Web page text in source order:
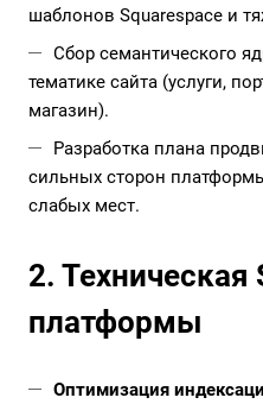
шаблонов Squarespace и
Сбор семантического
тематике сайта (услуги,
магазин).
Разработка плана
сильных сторон
слабых мест.
2. Техническая
платформы
Оптимизация